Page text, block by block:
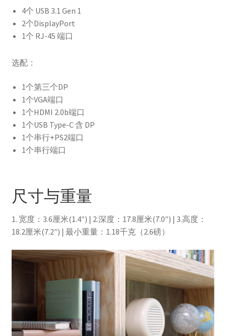
4个 USB 3.1 Gen 1
2个DisplayPort
1个 RJ-45 端口
选配：
1个第三个DP
1个VGA端口
1个HDMI 2.0b端口
1个USB Type-C 含 DP
1个串行+PS2端口
1个串行端口
尺寸与重量
1. 宽度：3.6厘米(1.4″) | 2.深度：17.8厘米(7.0″) | 3.高度：
18.2厘米(7.2″) | 最小重量：1.18千克（2.6磅）